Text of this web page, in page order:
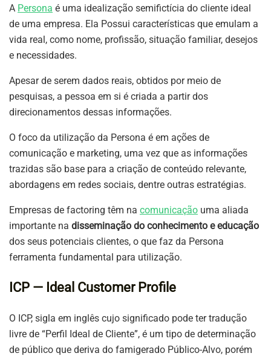
A Persona é uma idealização semifictícia do cliente ideal
de uma empresa. Ela Possui características que emulam a
vida real, como nome, profissão, situação familiar, desejos
e necessidades.
Apesar de serem dados reais, obtidos por meio de
pesquisas, a pessoa em si é criada a partir dos
direcionamentos dessas informações.
O foco da utilização da Persona é em ações de
comunicação e marketing, uma vez que as informações
trazidas são base para a criação de conteúdo relevante,
abordagens em redes sociais, dentre outras estratégias.
Empresas de factoring têm na comunicação uma aliada
importante na disseminação do conhecimento e educação
dos seus potenciais clientes, o que faz da Persona
ferramenta fundamental para utilização.
ICP — Ideal Customer Profile
O ICP, sigla em inglês cujo significado pode ter tradução
livre de “Perfil Ideal de Cliente”, é um tipo de determinação
de público que deriva do famigerado Público-Alvo, porém